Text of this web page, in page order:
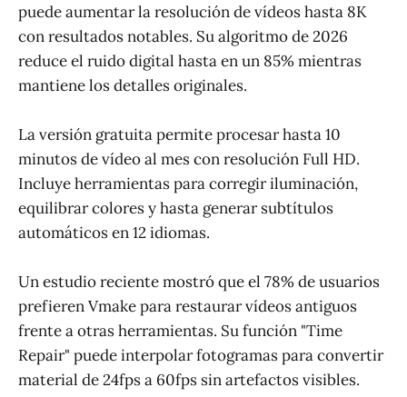
puede aumentar la resolución de vídeos hasta 8K
con resultados notables. Su algoritmo de 2026
reduce el ruido digital hasta en un 85% mientras
mantiene los detalles originales.
La versión gratuita permite procesar hasta 10
minutos de vídeo al mes con resolución Full HD.
Incluye herramientas para corregir iluminación,
equilibrar colores y hasta generar subtítulos
automáticos en 12 idiomas.
Un estudio reciente mostró que el 78% de usuarios
prefieren Vmake para restaurar vídeos antiguos
frente a otras herramientas. Su función "Time
Repair" puede interpolar fotogramas para convertir
material de 24fps a 60fps sin artefactos visibles.